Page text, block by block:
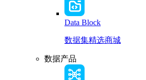
Data Block
数据集精选商城
数据产品